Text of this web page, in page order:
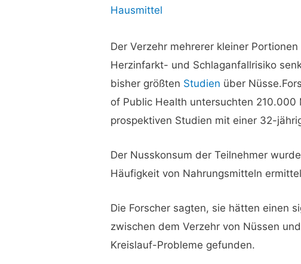
Hausmittel
Der Verzehr mehrerer kleiner
Herzinfarkt- und Schlaganfallrisiko
bisher größten Studien über
of Public Health untersuchten 210.000
prospektiven Studien mit einer 32-
Der Nusskonsum der Teilnehmer
Häufigkeit von Nahrungsmitteln
Die Forscher sagten, sie hätten einen
zwischen dem Verzehr von Nüssen
Kreislauf-Probleme gefunden.